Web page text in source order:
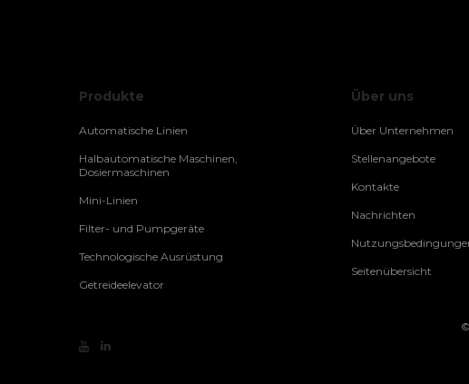
Produkte
Automatische Linien
Halbautomatische Maschinen,
Dosiermaschinen
Mini-Linien
Filter- und Pumpgeräte
Technologische Ausrüstung
Getreideelevator
Über uns
Über Unternehmen
Stellenangebote
Kontakte
Nachrichten
Seitenübersicht